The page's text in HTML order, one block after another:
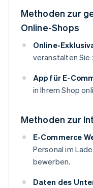
Methoden zur
Online-Shops
Online-
veranstalten
App für E-
in Ihrem Shop
Methoden zur
E-Commerce
Personal im
bewerben.
Daten des